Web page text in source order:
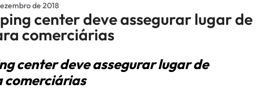
de 2018
center deve assegurar lugar de
comerciárias
center deve assegurar lugar de
comerciárias